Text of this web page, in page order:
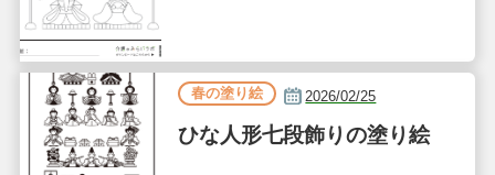
春の塗り絵 2026/02/25
ひな人形七段飾りの塗り絵